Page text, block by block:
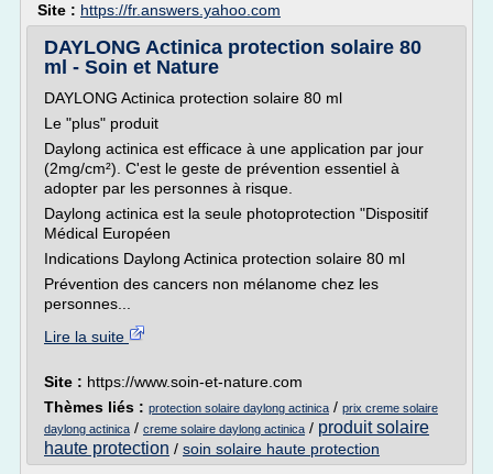
Site : https://fr.answers.yahoo.com
DAYLONG Actinica protection solaire 80
ml - Soin et Nature
DAYLONG Actinica protection solaire 80 ml
Le "plus" produit
Daylong actinica est efficace à une application par jour
(2mg/cm²). C'est le geste de prévention essentiel à
adopter par les personnes à risque.
Daylong actinica est la seule photoprotection "Dispositif
Médical Européen
Indications Daylong Actinica protection solaire 80 ml
Prévention des cancers non mélanome chez les
personnes...
Lire la suite
Site : https://www.soin-et-nature.com
Thèmes liés : protection solaire daylong actinica / prix creme solaire
daylong actinica / creme solaire daylong actinica / produit solaire
haute protection / soin solaire haute protection